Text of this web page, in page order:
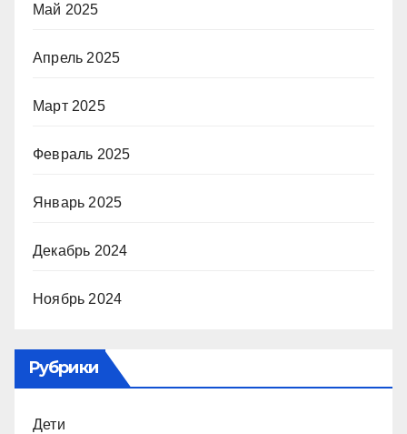
Май 2025
Апрель 2025
Март 2025
Февраль 2025
Январь 2025
Декабрь 2024
Ноябрь 2024
Рубрики
Дети